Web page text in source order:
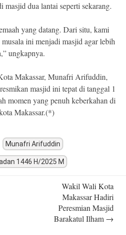
masjid dua lantai seperti sekarang.
yang datang. Dari situ, kami
ini menjadi masjid agar lebih
ungkapnya.
Makassar, Munafri Arifuddin,
masjid ini tepat di tanggal 1
momen yang penuh keberkahan di
Makassar.(*)
Munafri Arifuddin
1446 H/2025 M
Wakil Wali Kota
Makassar Hadiri
Peresmian Masjid
Barakatul Ilham →